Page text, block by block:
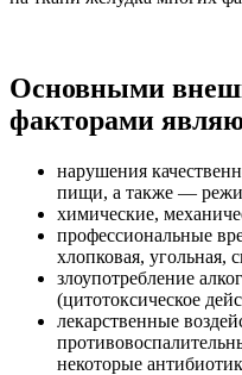
Основными
факторами
нарушения
пищи, а также —
химические,
профессиональные
хлопковая, угольная,
злоупотребление
(цитотоксическое
лекарственные
некоторые